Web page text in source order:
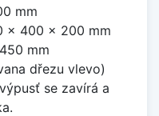
mm
x 400 x 200 mm
450 mm
dřezu vlevo)
se zavírá a